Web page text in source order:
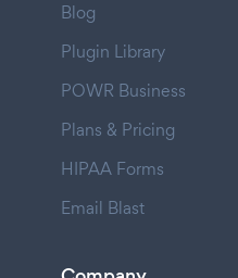
Blog
Plugin Library
POWR Business
Plans & Pricing
HIPAA Forms
Email Blast